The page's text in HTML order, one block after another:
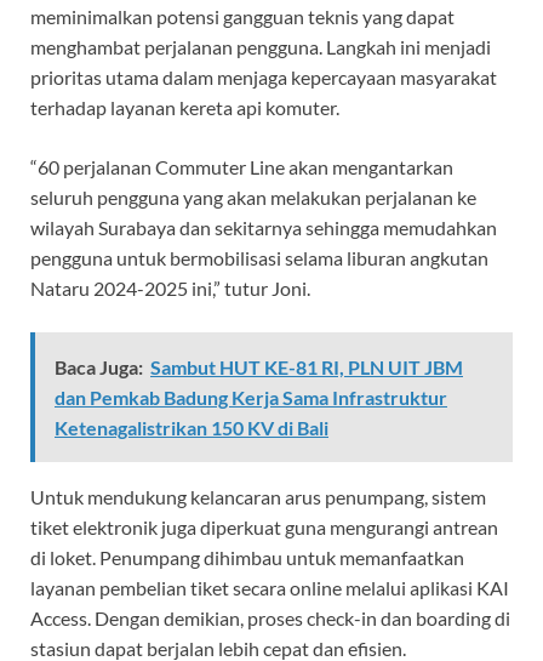
meminimalkan potensi gangguan teknis yang dapat
menghambat perjalanan pengguna. Langkah ini menjadi
prioritas utama dalam menjaga kepercayaan masyarakat
terhadap layanan kereta api komuter.
“60 perjalanan Commuter Line akan mengantarkan
seluruh pengguna yang akan melakukan perjalanan ke
wilayah Surabaya dan sekitarnya sehingga memudahkan
pengguna untuk bermobilisasi selama liburan angkutan
Nataru 2024-2025 ini,” tutur Joni.
Baca Juga: Sambut HUT KE-81 RI, PLN UIT JBM
dan Pemkab Badung Kerja Sama Infrastruktur
Ketenagalistrikan 150 KV di Bali
Untuk mendukung kelancaran arus penumpang, sistem
tiket elektronik juga diperkuat guna mengurangi antrean
di loket. Penumpang dihimbau untuk memanfaatkan
layanan pembelian tiket secara online melalui aplikasi KAI
Access. Dengan demikian, proses check-in dan boarding di
stasiun dapat berjalan lebih cepat dan efisien.